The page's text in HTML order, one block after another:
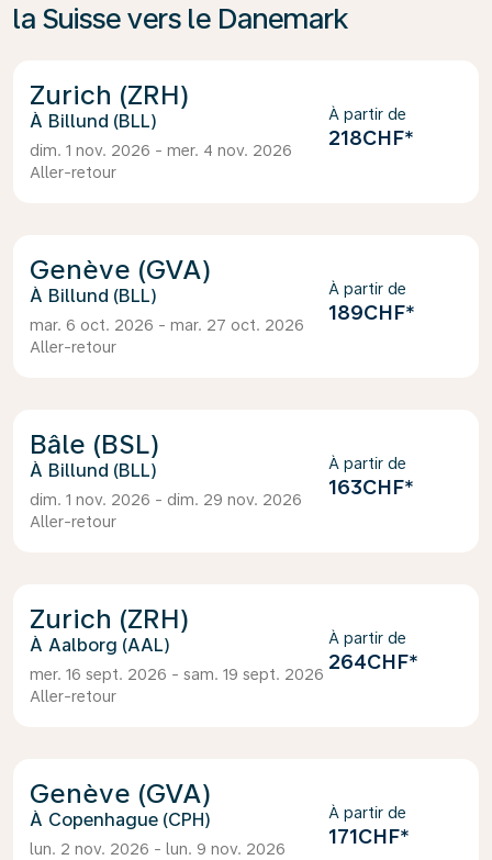
la Suisse vers le Danemark
Zurich (ZRH)
Billund (BLL)
dim. 1 nov. 2026 - mer. 4 nov. 2026
Aller-retour
À partir de
218CHF*
Genève (GVA)
Billund (BLL)
mar. 6 oct. 2026 - mar. 27 oct. 2026
Aller-retour
À partir de
189CHF*
Bâle (BSL)
Billund (BLL)
dim. 1 nov. 2026 - dim. 29 nov. 2026
Aller-retour
À partir de
163CHF*
Zurich (ZRH)
Aalborg (AAL)
mer. 16 sept. 2026 - sam. 19 sept. 2026
Aller-retour
À partir de
264CHF*
Genève (GVA)
Copenhague (CPH)
lun. 2 nov. 2026 - lun. 9 nov. 2026
À partir de
171CHF*